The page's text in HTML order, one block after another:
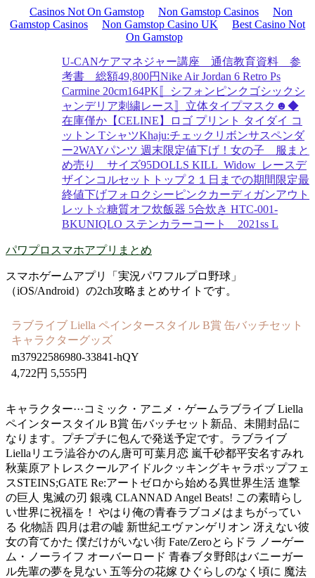
Casinos Not On Gamstop Non Gamstop Casinos
Non
Gamstop Casinos
Non Gamstop Casino UK
Best Casino Not
On Gamstop
U-CANケアマネジャー講座 通信教育資料 参
考書 総額49,800円Nike Air Jordan 6 Retro Ps
Carmine 20cm164PK〚シフォンピンクゴシックシ
ャンデリア刺繍レース〛立体タイプマスク☻◆
在庫僅か【CELINE】ロゴ プリント タイダイ コ
ットン TシャツKhaju:チェックリボンサスペンダ
ー2WAYパンツ 週末限定値下げ！ 女の子 服まと
め売り サイズ95DOLLS KILL_Widow_レースデ
ザインコルセットトップ２１日までの期間限定最
終値下げフォロクシーピンクカーディガンアウト
レット☆糖質オフ炊飯器 5合炊き HTC-001-
BKUNIQLO ステンカラーコート 2021ss L
パワプロスマホアプリまとめ
スマホゲームアプリ「実況パワフルプロ野球」
（iOS/Android）の2ch攻略まとめサイトです。
ラブライブ Liella ペインタースタイル B賞 缶バッチセット
キャラクターグッズ
m37922586980-33841-hQY
4,722円 5,555円
キャラクター···コミック・アニメ・ゲームラブライブ Liella
ペインタースタイル B賞 缶バッチセット新品、未開封品に
なります。プチプチに包んで発送予定です。ラブライブ
Liellaリエラ澁谷かのん唐可可葉月恋 嵐千砂都平安名すみれ
秋葉原アトレスクールアイドルクッキングキャラポップフェ
スSTEINS;GATE Re:アートゼロから始める異世界生活 進撃
の巨人 鬼滅の刃 銀魂 CLANNAD Angel Beats! この素晴らし
い世界に祝福を！ やはり俺の青春ラブコメはまちがってい
る 化物語 四月は君の嘘 新世紀エヴァンゲリオン 冴えない彼
女の育てかた 僕だけがいない街 Fate/Zeroとらドラ ノーゲー
ム・ノーライフ オーバーロード 青春ブタ野郎はバニーガー
ル先輩の夢を見ない 五等分の花嫁 ひぐらしのなく頃に 魔法